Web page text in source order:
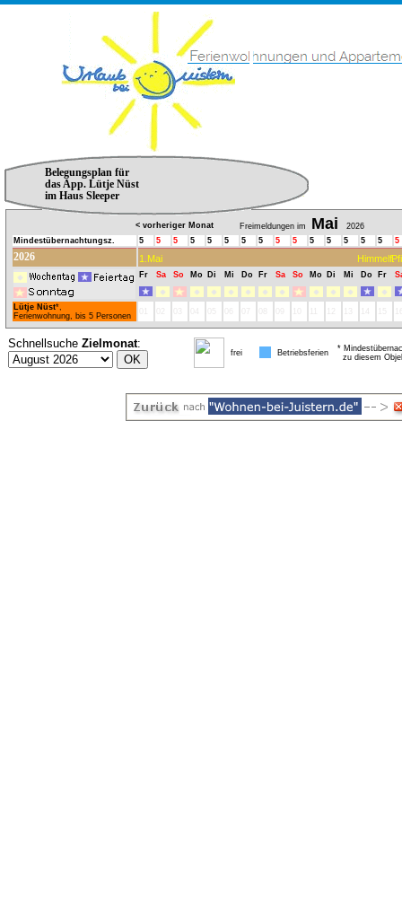
Belegungsplan für
das App. Lütje Nüst
im Haus Sleeper
< vorheriger Monat Freimeldungen im Mai 2026
Mindestübernachtungsz.
5 5 5 5 5 5 5 5 5 5 5 5 5 5 5 5
2026 1.Mai Himmelf.
Fr Sa So Mo Di Mi Do Fr Sa So Mo Di Mi Do Fr
Lütje Nüst*,
Ferienwohnung, bis 5 Personen
Schnellsuche Zielmonat:
frei Betriebsferien
*
zu diesem